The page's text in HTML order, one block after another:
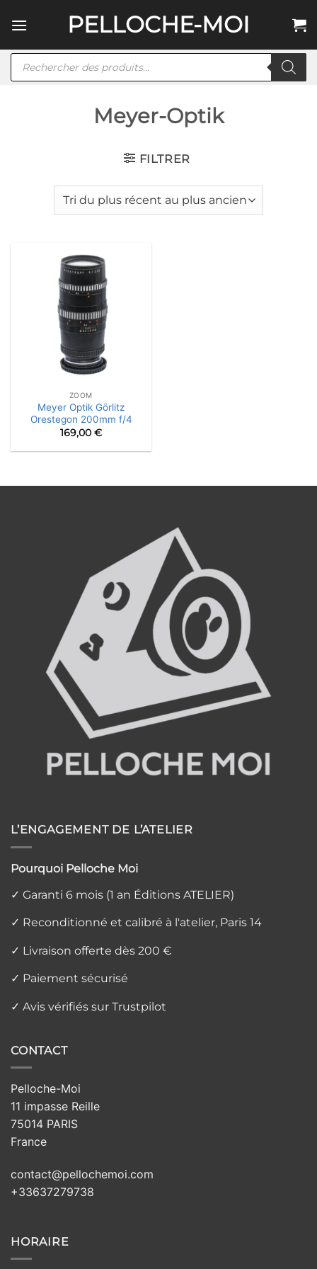
au
PELLOCHE-MOI
Recherche
Meyer-Optik
FILTRER
ZOOM
Meyer Optik Görlitz
Orestegon 200mm f/4
169,00 €
L’ENGAGEMENT DE L’ATELIER
Pourquoi Pelloche Moi
✓ Garanti 6 mois (1 an Éditions ATELIER)
✓ Reconditionné et calibré à l'atelier, Paris 14
✓ Livraison offerte dès 200 €
✓ Paiement sécurisé
✓ Avis vérifiés sur Trustpilot
CONTACT
Pelloche-Moi
11 impasse Reille
75014 PARIS
France
contact@pellochemoi.com
+33637279738
HORAIRE